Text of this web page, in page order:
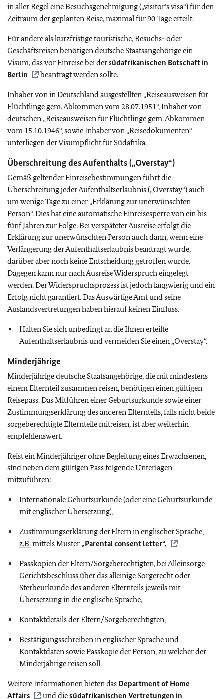
in aller Regel eine Besuchsgenehmigung („visitor’s visa“) für den
Zeitraum der geplanten Reise, maximal für 90 Tage erteilt.
Für andere als kurzfristige touristische, Besuchs- oder
Geschäftsreisen benötigen deutsche Staatsangehörige ein
Visum, das vor Einreise bei dersüdafrikanischen Botschaft in
Berlin
beantragt werden sollte.
Inhaber von in Deutschland ausgestellten „Reiseausweisen für
Flüchtlinge gem. Abkommen vom 28.07.1951“, Inhaber von
deutschen „Reiseausweisen für Flüchtlinge gem. Abkommen
vom 15.10.1946“, sowie Inhaber von „Reisedokumenten“
unterliegen der Visumpflicht für Südafrika.
Überschreitung des Aufenthalts („Overstay“)
Gemäß geltender Einreisebestimmungen führt die
Überschreitung jeder Aufenthaltserlaubnis („Overstay“) auch
um wenige Tage zu einer „Erklärung zur unerwünschten
Person“. Dies hat eine automatische Einreisesperre von ein bis
fünf Jahren zur Folge. Bei verspäteter Ausreise erfolgt die
Erklärung zur unerwünschten Person auch dann, wenn eine
Verlängerung der Aufenthaltserlaubnis beantragt wurde,
darüber aber noch keine Entscheidung getroffen wurde.
Dagegen kann nur nach Ausreise Widerspruch eingelegt
werden. Der Widerspruchsprozess ist jedoch langwierig und ein
Erfolg nicht garantiert. Das Auswärtige Amt und seine
Auslandsvertretungen haben hierauf keinen Einfluss.
Halten Sie sich unbedingt an die Ihnen erteilte
Aufenthaltserlaubnis und vermeiden Sie einen „Overstay“.
Minderjährige
Minderjährige deutsche Staatsangehörige, die mit mindestens
einem Elternteil zusammen reisen, benötigen einen gültigen
Reisepass. Das Mitführen einer Geburtsurkunde sowie einer
Zustimmungserklärung des anderen Elternteils, falls nicht beide
sorgeberechtigte Elternteile mitreisen, ist aber weiterhin
empfehlenswert.
Reist ein Minderjähriger ohne Begleitung eines Erwachsenen,
sind neben dem gültigen Pass folgende Unterlagen
mitzuführen:
Internationale Geburtsurkunde (oder eine Geburtsurkunde
mit englischer Übersetzung),
Zustimmungserklärung der Eltern in englischer Sprache,
z.B.mittels Muster„Parental consent letter“,
Passkopien der Eltern/Sorgeberechtigten, bei Alleinsorge
Gerichtsbeschluss über das alleinige Sorgerecht oder
Sterbeurkunde des anderen Elternteils jeweils mit
Übersetzung in die englische Sprache,
Kontaktdetails der Eltern/Sorgeberechtigten,
Bestätigungsschreiben in englischer Sprache und
Kontaktdaten sowie Passkopie der Person, zu welcher der
Minderjährige reisen soll.
Weitere Informationen bieten das Department of Home
Affairs
und diesüdafrikanischen Vertretungen in